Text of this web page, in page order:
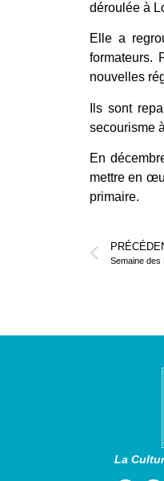
déroulée à
Elle a
formateurs.
nouvelles
Ils sont
secourisme
En
mettre en
primaire.
La